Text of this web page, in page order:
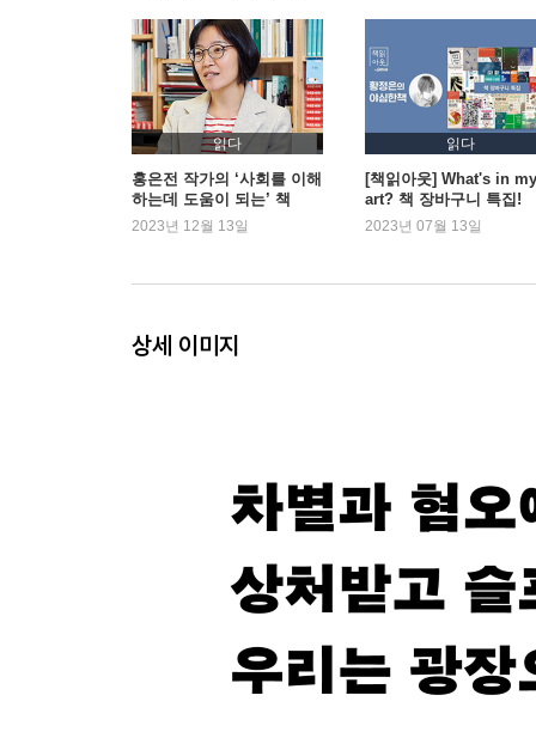
첨부터 싸울 생각은 없었어
친구에게 필요한 건 오기였다
종묘회사를 닮은 인권단체
섹스토이로도 싸울 수 있다
우린 춤추면서 싸우지, 그게 퀴어야
경찰서 앞에 무지개가 뜨다
비온 뒤에 무지개가 뜰 테니까
마포 성소수자 현수막 문구 샅바싸움
성소수자의 나이 듦
3부 전환해야 하는 건 당신입니다
불편과 불행을 구분해주세요
동성애를 인정하면 수간도 인정될까 걱정하는 이
탈이성애자협회가 없는 이유
왜 ‘알몸 축제’를 하냐고 묻는 분들에게
읽다
홍은전 작가의 ‘사회를 이해
하는데 도움이 되는’ 책
2023년 12월 13일
읽다
[책읽아웃] What's in
art? 책 장바구니 특집!
2023년 07월 13일
상세 이미지